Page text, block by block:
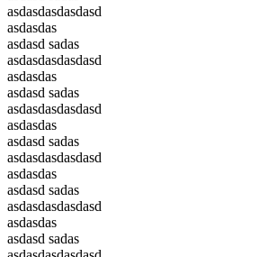
asdasdasdasdasd
asdasdas
asdasd sadas
asdasdasdasdasd
asdasdas
asdasd sadas
asdasdasdasdasd
asdasdas
asdasd sadas
asdasdasdasdasd
asdasdas
asdasd sadas
asdasdasdasdasd
asdasdas
asdasd sadas